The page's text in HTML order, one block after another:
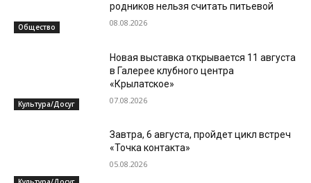
Общество
родников нельзя считать питьевой
08.08.2026
Культура/Досуг
Новая выставка открывается 11 августа
в Галерее клубного центра
«Крылатское»
07.08.2026
Завтра, 6 августа, пройдет цикл встреч
«Точка контакта»
05.08.2026